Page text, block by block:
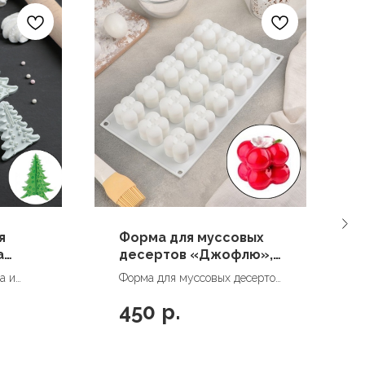
и
Форма для муссовых
десертов «Джофлю»,
29,5×17 см, 15 ячеек
Форма для муссовых десертов
ячеек
450 р.